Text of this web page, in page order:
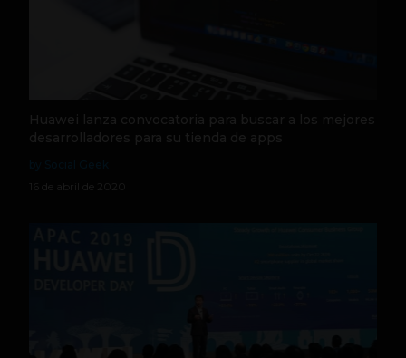
Huawei lanza convocatoria para buscar a los mejores
desarrolladores para su tienda de apps
16 de abril de 2020